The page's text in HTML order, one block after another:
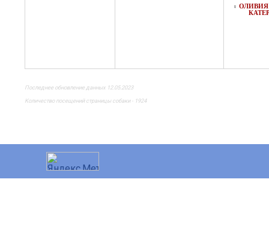
♀ ОЛИВИЯ
Последнее обновление данных 12.05.2023
Количество посещений страницы собаки - 1924